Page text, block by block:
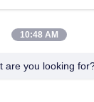
10:48 AM
are you looking